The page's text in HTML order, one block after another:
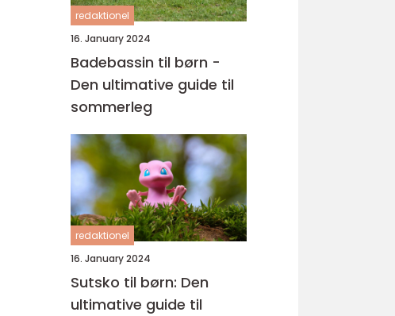
redaktionel
16. January 2024
Badebassin til børn -
Den ultimative guide til
sommerleg
redaktionel
16. January 2024
Sutsko til børn: Den
ultimative guide til